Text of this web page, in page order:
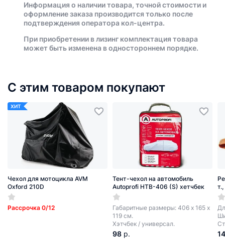
Информация о наличии товара, точной стоимости и
оформление заказа производится только после
подтверждения оператора кол-центра.
При приобретении в лизинг комплектация товара
может быть изменена в одностороннем порядке.
С этим товаром покупают
ХИТ
Чехол для мотоцикла AVM
Oxford 210D
Рассрочка 0/12
Тент-чехол на автомобиль
Autoprofi HTB-406 (S) хетчбек
Габаритные размеры: 406 х 165 х
119 см.
Хэтчбек / универсал.
98 р. 14